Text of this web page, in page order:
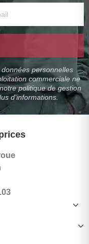
personnelles
commerciale ne
politique de gestion
d'informations.